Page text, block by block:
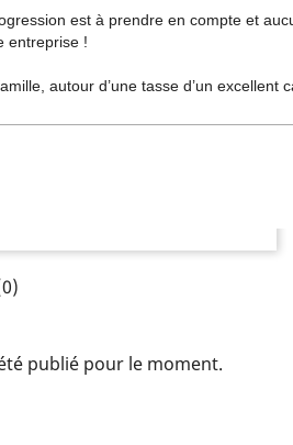
est à prendre en compte et
entreprise !
autour d’une tasse d’un excellent
publié pour le moment.